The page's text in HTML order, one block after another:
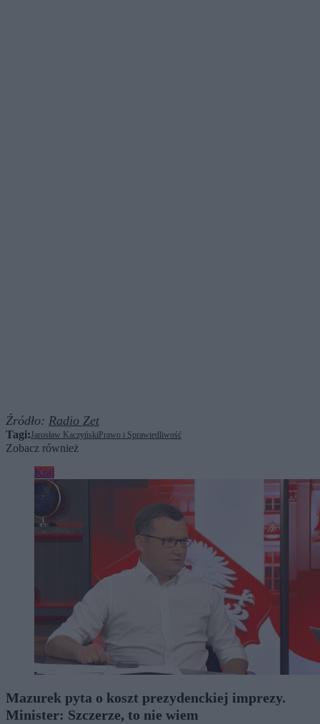
Źródło: Radio Zet
Tagi:Jarosław Kaczyński Prawo i Sprawiedliwość
Zobacz również
Kraj
Mazurek pyta o koszt prezydenckiej imprezy.
Minister: Szczerze, to nie wiem